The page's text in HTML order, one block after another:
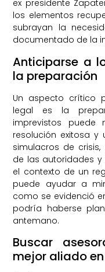
ex presidente
los elementos
subrayan la
documentado de la
Anticiparse a
la preparación
Un aspecto crítico
legal es la
imprevistos puede
resolución exitosa y
simulacros de
de las autoridades y
el contexto de un
puede ayudar a
como se evidenció
podría haberse
antemano.
Buscar
mejor aliado